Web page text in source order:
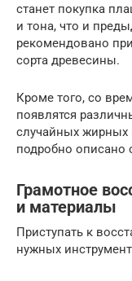
станет покупка
и тона, что и
рекомендовано
сорта древесины.
Кроме того, со
появлятся
случайных жирных
подробно описано
Грамотное
и материалы
Приступать к
нужных